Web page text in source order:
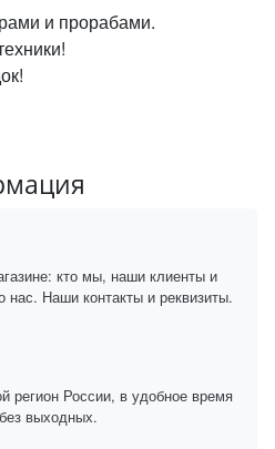
и прорабами.
кто мы, наши клиенты и
Наши контакты и реквизиты.
регион России, в удобное время
выходных.